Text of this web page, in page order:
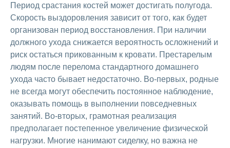
Период срастания костей может достигать полугода.
Скорость выздоровления зависит от того, как будет
организован период восстановления. При наличии
должного ухода снижается вероятность осложнений и
риск остаться прикованным к кровати. Престарелым
людям после перелома стандартного домашнего
ухода часто бывает недостаточно. Во-первых, родные
не всегда могут обеспечить постоянное наблюдение,
оказывать помощь в выполнении повседневных
занятий. Во-вторых, грамотная реализация
предполагает постепенное увеличение физической
нагрузки. Многие нанимают сиделку, но важна не